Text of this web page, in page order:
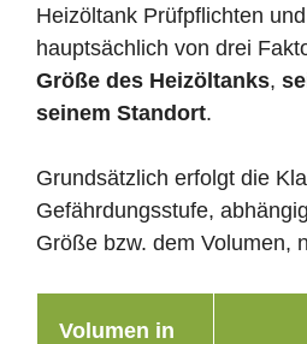
Heizöltank Prüfpflichten
hauptsächlich von drei
Größe des Heizöltanks,
seinem Standort.
Grundsätzlich erfolgt die
Gefährdungsstufe,
Größe bzw. dem Volumen,
Volumen in